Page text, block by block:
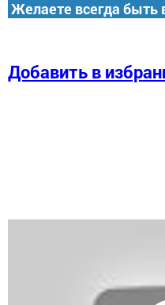
Желаете всегда быть
Добавить в